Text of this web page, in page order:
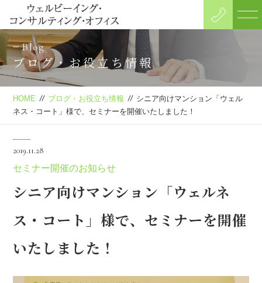
Blog
ブログ・お役立ち情報
HOME // ブログ・お役立ち情報 // シニア向けマンション「ウェル
ネス・コート」様で、セミナーを開催いたしました！
2019.11.28
セミナー開催のお知らせ
シニア向けマンション「ウェルネ
ス・コート」様で、セミナーを開催
いたしました！